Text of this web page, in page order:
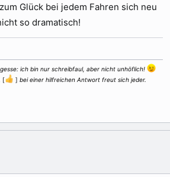
Glück bei jedem Fahren sich neu
so dramatisch!
ich bin nur schreibfaul, aber nicht unhöflich!
[ ] bei einer hilfreichen Antwort freut sich jeder.